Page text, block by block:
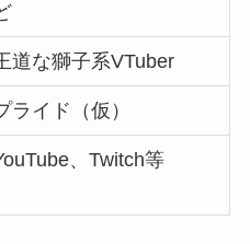
道な獅子系VTuber
ライド（仮）
、Twitch等